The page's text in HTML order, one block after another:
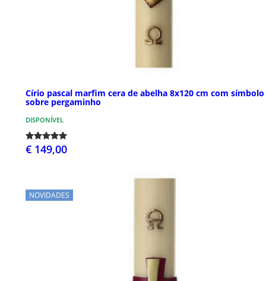
Círio pascal marfim cera de abelha 8x120 cm com símbolo
sobre pergaminho
DISPONÍVEL
€ 149,00
NOVIDADES